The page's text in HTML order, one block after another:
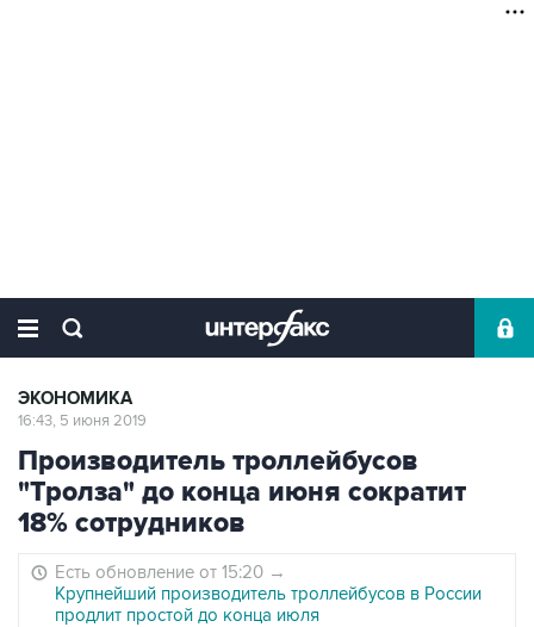
ЭКОНОМИКА
16:43, 5 июня 2019
Производитель троллейбусов
"Тролза" до конца июня сократит
18% сотрудников
Есть обновление от 15:20 →
Крупнейший производитель троллейбусов в России
продлит простой до конца июля